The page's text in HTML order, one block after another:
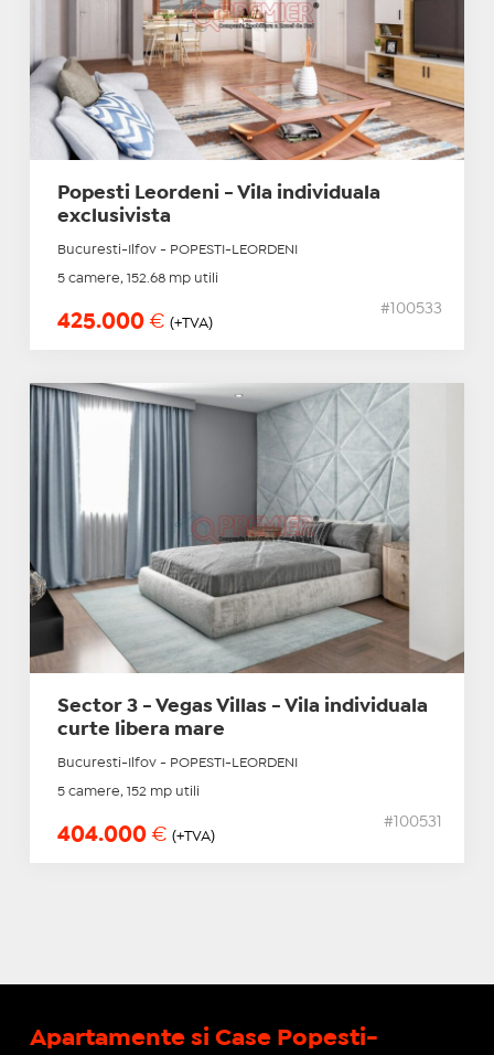
Popesti Leordeni - Vila individuala
exclusivista
Bucuresti-Ilfov - POPESTI-LEORDENI
5 camere, 152.68 mp utili
425.000 € (+TVA)
#100533
Sector 3 - Vegas Villas - Vila individuala
curte libera mare
Bucuresti-Ilfov - POPESTI-LEORDENI
5 camere, 152 mp utili
404.000 € (+TVA)
#100531
Apartamente si Case Popesti-